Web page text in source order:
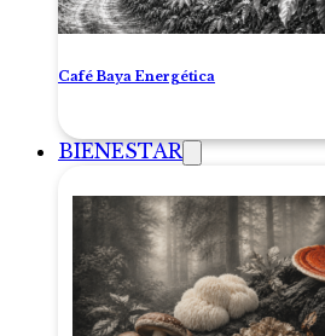
Café Baya Energética
BIENESTAR